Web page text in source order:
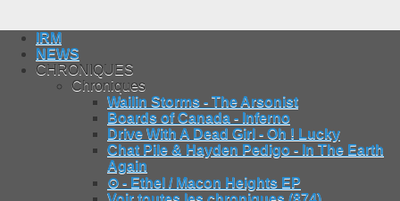
IRM
NEWS
CHRONIQUES
Chroniques
Wailin Storms - The Arsonist
Boards of Canada - Inferno
Drive With A Dead Girl - Oh ! Lucky
Chat Pile & Hayden Pedigo - In The Earth
Again
⊙ - Ethel / Macon Heights EP